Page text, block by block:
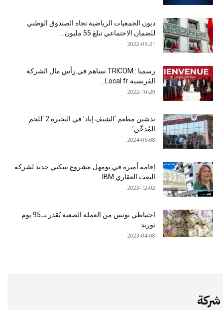
ديون الجمعيات الرياضية تجاه الصندوق الوطني
للضمان الاجتماعي تبلغ 55 مليون...
2022-06-21
رسميا : TRICOM تساهم في رأس مال الشركة
الفرنسية Local.fr...
2022-10-29
تدشين مطعم ‘الشيف إياد’ في البحيرة 2 ‘للحم
المُدخّن’
2024-06-08
إقامة أميرة في بومهل مشروع سكني جديد لشركة
البعث العقاري IBM...
2023-12-02
احتياطي تونس من العملة الصعبة يُقدر بــ95 يوم
توريد
2023-04-08
شركة